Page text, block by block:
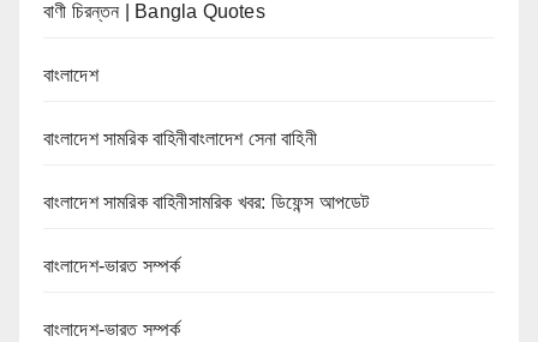
বাণী চিরন্তন | Bangla Quotes
বাংলাদেশ
বাংলাদেশ সামরিক বাহিনীবাংলাদেশ সেনা বাহিনী
বাংলাদেশ সামরিক বাহিনীসামরিক খবর: ডিফেন্স আপডেট
বাংলাদেশ-ভারত সম্পর্ক
বাংলাদেশ-ভারত সম্পর্ক